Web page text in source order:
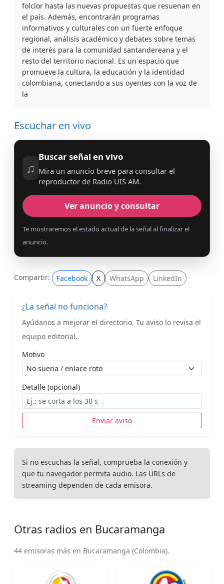
folclor hasta las nuevas propuestas que resuenan en
el país. Además, encontrarán programas
informativos y culturales con un fuerte enfoque
regional, análisis académico y debates sobre temas
de interés para la comunidad santandereana y el
resto del territorio nacional. Es un espacio que
promueve la cultura, la educación y la identidad
colombiana, conectando a sus oyentes con la voz de
la
Escuchar en vivo
♫
Buscar señal en vivo
Mira un anuncio breve para consultar el
reproductor de Radio UIS AM.
Ver anuncio y consultar
Te mostraremos el estado actual de la señal al finalizar el
anuncio.
Compartir: Facebook X WhatsApp LinkedIn
¿La señal no funciona?
Ayúdanos a mejorar el directorio. Tu aviso lo revisa el
equipo editorial.
Motivo
Detalle (opcional)
Enviar aviso
Si no escuchas la señal, comprueba la conexión y
que tu navegador permita audio. Las URLs de
streaming dependen de cada emisora.
Otras radios en Bucaramanga
44 emisoras más en Bucaramanga (Colombia).